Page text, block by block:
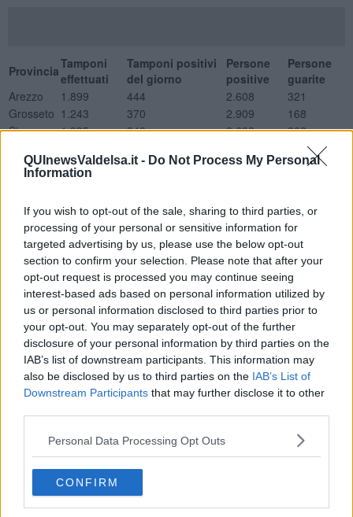
QUInewsValdelsa.it - Do Not Process My Personal
Information
If you wish to opt-out of the sale, sharing to third parties, or
processing of your personal or sensitive information for
targeted advertising by us, please use the below opt-out
section to confirm your selection. Please note that after your
opt-out request is processed you may continue seeing
interest-based ads based on personal information utilized by
us or personal information disclosed to third parties prior to
your opt-out. You may separately opt-out of the further
disclosure of your personal information by third parties on the
IAB’s list of downstream participants. This information may
also be disclosed by us to third parties on the IAB’s List of
Downstream Participants that may further disclose it to other
Personal Data Processing Opt Outs
CONFIRM
ProvinciaTamponi
effettuati
Tamponi positivi
del giorno
Persone
positive
Persone
guarite
Arezzo
1.899 444 2.608
321
Grosseto 1.243 370 2.909
168
Siena
1.935 348 2.602
302
Nuovi positivi per classi d'età
Arezzo
36 53 81 88 102 43
41
Grosseto 41 57 81 65 79 36
11
Siena
23 53 65 94 78 31
4
ASL TSE 100 163 227 247 259 110
56
Ricoveri con sintomatologia Covid
Totale Posti letto occupati
Degenza Covid San Donato Arezzo
9
TI San Donato Arezzo
3
Degenza Covid Misericordia Grosseto22
TI Misericordia Grosseto
2
Nuovi positivi per Comune della provincia di Siena
Comune
Tamponi positivi
Abbadia San Salvatore
Buonconvento
8
Casole D'Elsa